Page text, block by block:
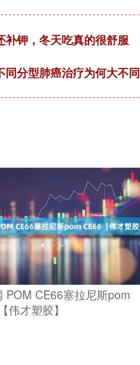
补钾，冬天吃真的很舒服
分型肺癌治疗为何大不同
POM CE66塞拉尼斯pom
伟才塑胶】